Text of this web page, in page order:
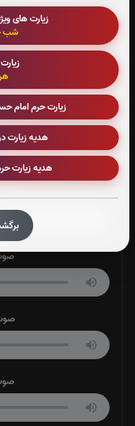
زیارت های
شب
زیارت حرم امام
هدیه
هدیه زیارت